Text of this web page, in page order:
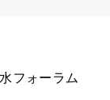
フォーラム